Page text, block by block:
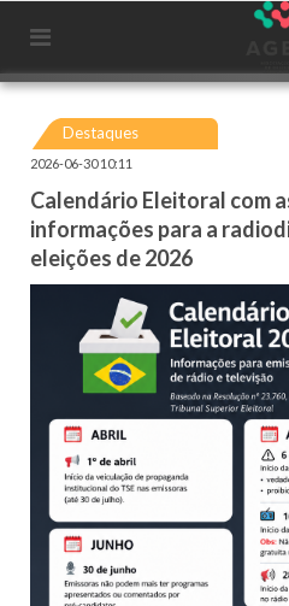
Destaques
2026-06-30 10:11
Calendário Eleitoral com
informações para a
eleições de 2026